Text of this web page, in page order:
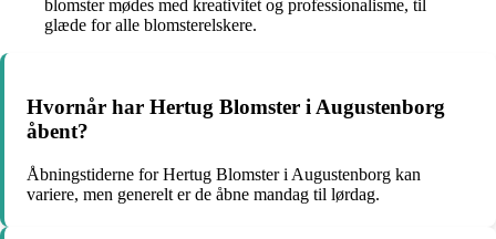
blomster mødes med kreativitet og professionalisme, til
glæde for alle blomsterelskere.
Hvornår har Hertug Blomster i Augustenborg
åbent?
Åbningstiderne for Hertug Blomster i Augustenborg kan
variere, men generelt er de åbne mandag til lørdag.